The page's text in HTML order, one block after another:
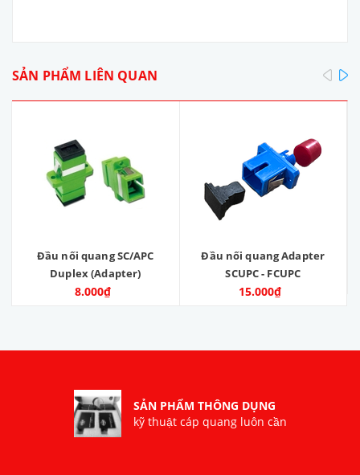
SẢN PHẨM LIÊN QUAN
Đầu nối quang SC/APC
Duplex (Adapter)
8.000₫
Đầu nối quang Adapter
SCUPC - FCUPC
15.000₫
SẢN PHẨM THÔNG DỤNG
kỹ thuật cáp quang luôn cần